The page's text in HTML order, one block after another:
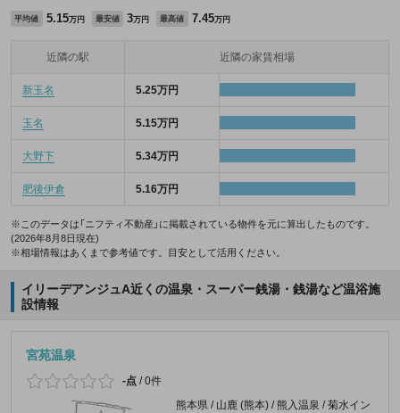
平均値 5.15万円 最安値 3万円 最高値 7.45万円
近隣の駅 近隣の家賃相場
新玉名 5.25万円
玉名 5.15万円
大野下 5.34万円
肥後伊倉 5.16万円
※このデータは「ニフティ不動産」に掲載されている物件を元に算出したものです。
(2026年8月8日現在)
※相場情報はあくまで参考値です。目安として活用ください。
イリーデアンジュA近くの温泉・スーパー銭湯・銭湯など温浴施
設情報
宮苑温泉
-点 /0件
熊本県 / 山鹿 (熊本) / 熊入温泉 / 菊水イン